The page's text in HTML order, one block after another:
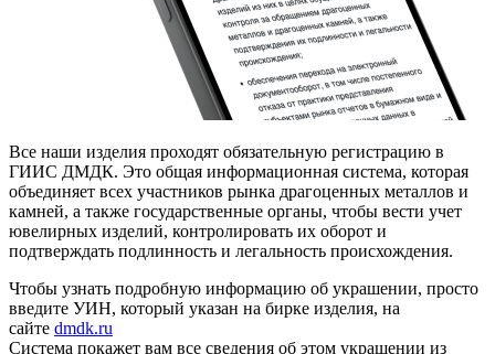
Все наши изделия проходят обязательную регистрацию в
ГИИС ДМДК. Это общая информационная система, которая
объединяет всех участников рынка драгоценных металлов и
камней, а также государственные органы, чтобы вести учет
ювелирных изделий, контролировать их оборот и
подтверждать подлинность и легальность происхождения.
Чтобы узнать подробную информацию об украшении, просто
введите УИН, который указан на бирке изделия, на
сайте dmdk.ru
Система покажет вам все сведения об этом украшении из